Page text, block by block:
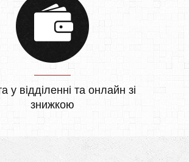
у відділенні та онлайн зі
знижкою